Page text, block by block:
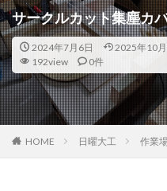
サークルカット集塵カ
2024年7月6日 2025年10
192view
0件
HOME 日曜大工 作業